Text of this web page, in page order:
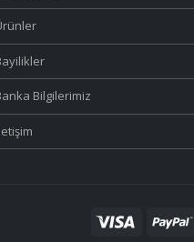
Bilgilerimiz